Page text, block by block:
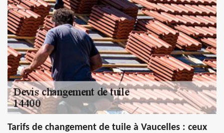
Tarifs de changement de tuile à Vaucelles : ceux